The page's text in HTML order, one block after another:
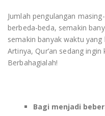
Jumlah pengulangan
berbeda-beda, semakin
semakin banyak waktu yang
Artinya, Qur’an sedang
Berbahagialah!
Bagi menjadi